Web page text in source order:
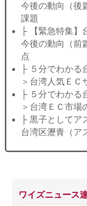
今後の動向（後
課題
├ 【緊急特集】
今後の動向（前
点
├ ５分でわかる
＞台湾人気ＥＣ
├ ５分でわかる
＞台湾ＥＣ市場
├ 黒子としてア
台湾区瀝青（ア
ワイズニュース